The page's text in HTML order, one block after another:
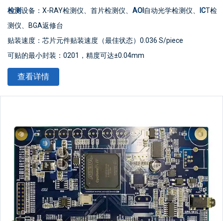
检测设备：X-RAY检测仪、首片检测仪、 AOI 自动光学检测仪、 ICT检
测仪、BGA返修台
贴装速度：芯片元件贴装速度（最佳状态）0.036 S/piece
可贴的最小封装：0201，精度可达±0.04mm
最小器件精度：可贴装PLCC、QFP、BGA、CSP等器件，管脚间距
可达±0.04mm
高难度产品
查看详情